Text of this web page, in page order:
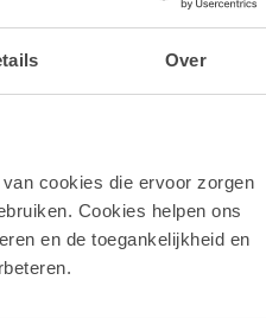
Over
cookies die ervoor zorgen
Cookies helpen ons
en de toegankelijkheid en